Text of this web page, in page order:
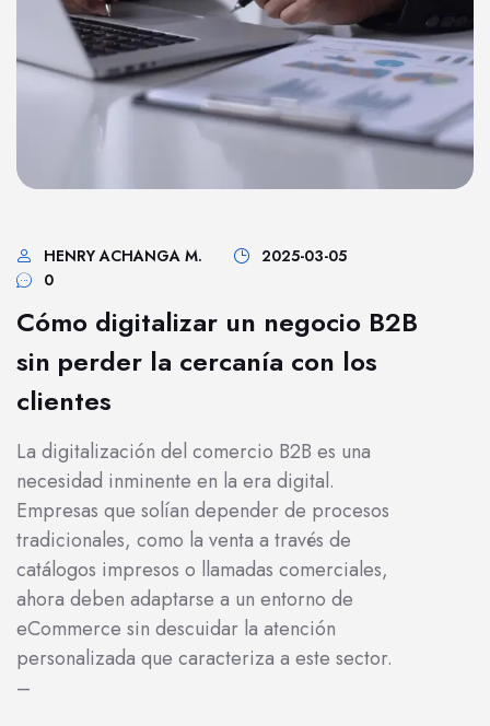
HENRY ACHANGA M.
2025-03-05
0
Cómo digitalizar un negocio B2B
sin perder la cercanía con los
clientes
La digitalización del comercio B2B es una
necesidad inminente en la era digital.
Empresas que solían depender de procesos
tradicionales, como la venta a través de
catálogos impresos o llamadas comerciales,
ahora deben adaptarse a un entorno de
eCommerce sin descuidar la atención
personalizada que caracteriza a este sector.
–